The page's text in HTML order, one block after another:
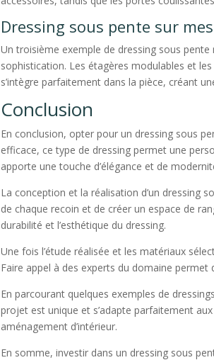
Dressing sous pente sur
Un troisième exemple de dressing sous
sophistication. Les étagères modulables et
s’intègre parfaitement dans la pièce, créant
Conclusion
En conclusion, opter pour un dressing sous
efficace, ce type de dressing permet une
apporte une touche d’élégance et de
La conception et la réalisation d’un dressing
de chaque recoin et de créer un espace de
durabilité et l’esthétique du dressing.
Une fois l’étude réalisée et les matériaux
Faire appel à des experts du domaine
En parcourant quelques exemples de
projet est unique et s’adapte parfaitement
aménagement d’intérieur.
En somme, investir dans un dressing sous